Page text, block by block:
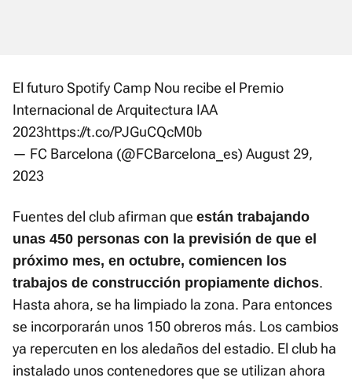
El futuro Spotify Camp Nou recibe el Premio
Internacional de Arquitectura IAA
2023https://t.co/PJGuCQcM0b
— FC Barcelona (@FCBarcelona_es) August 29,
2023
Fuentes del club afirman que están trabajando
unas 450 personas con la previsión de que el
próximo mes, en octubre, comiencen los
trabajos de construcción propiamente dichos.
Hasta ahora, se ha limpiado la zona. Para entonces
se incorporarán unos 150 obreros más. Los cambios
ya repercuten en los aledaños del estadio. El club ha
instalado unos contenedores que se utilizan ahora